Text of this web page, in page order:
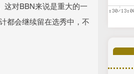
这对BBN来说是重大的一
都会继续留在选秀中，不